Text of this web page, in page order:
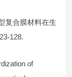
复合膜材料在生
128.
of